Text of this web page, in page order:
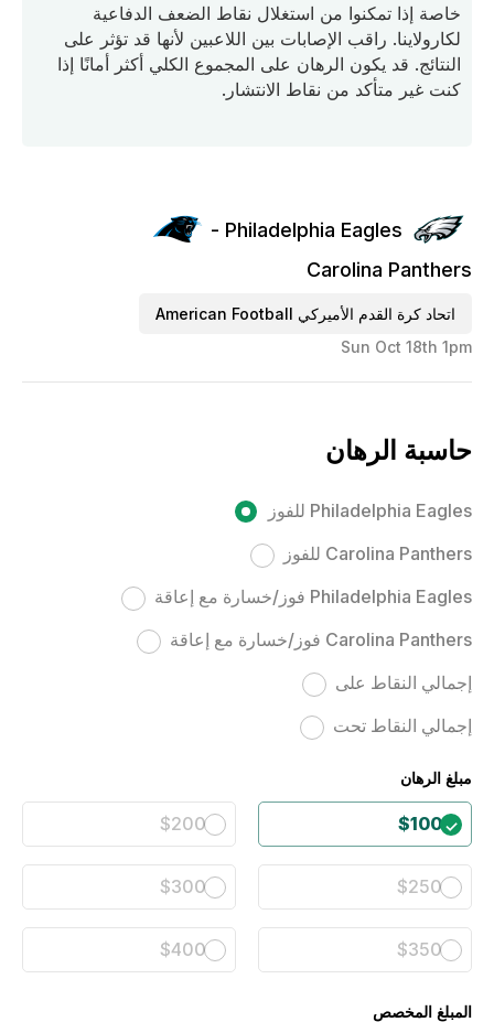
خاصة إذا تمكنوا من استغلال نقاط الضعف الدفاعية
لكارولاينا. راقب الإصابات بين اللاعبين لأنها قد تؤثر على
النتائج. قد يكون الرهان على المجموع الكلي أكثر أمانًا إذا
كنت غير متأكد من نقاط الانتشار.
Philadelphia Eagles -
Carolina Panthers
اتحاد كرة القدم الأميركي American Football
Sun Oct 18th 1pm
حاسبة الرهان
Philadelphia Eagles للفوز
Carolina Panthers للفوز
Philadelphia Eagles فوز/خسارة مع إعاقة
Carolina Panthers فوز/خسارة مع إعاقة
إجمالي النقاط على
إجمالي النقاط تحت
مبلغ الرهان
$100
$200
$250
$300
$350
$400
المبلغ المخصص